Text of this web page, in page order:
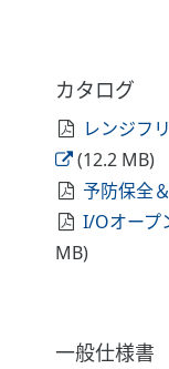
カタログ
レンジフ
(12.2 MB)
予防保全
I/Oオープ
MB)
一般仕様書